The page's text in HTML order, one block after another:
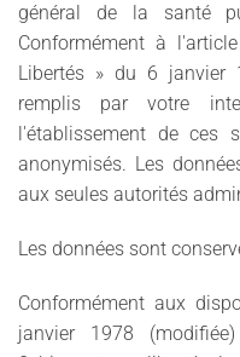
général de la santé
Conformément à
Libertés » du 6 janvier
remplis par votre
l'établissement de ces
anonymisés. Les
aux seules autorités
Les données sont
Conformément aux
janvier 1978